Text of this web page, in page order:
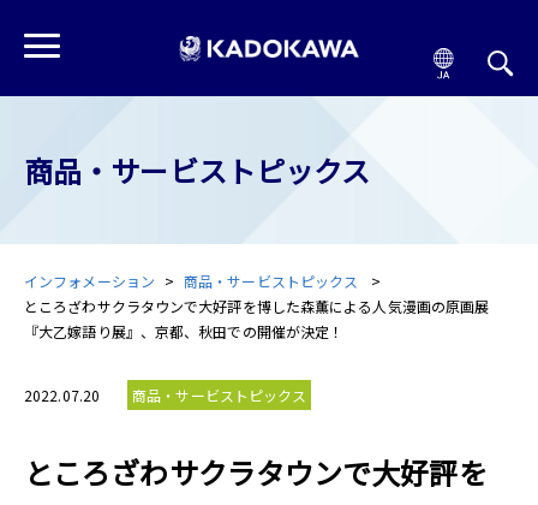
商品・サービストピックス
インフォメーション
商品・サービストピックス
ところざわサクラタウンで大好評を博した森薫による人気漫画の原画展
『大乙嫁語り展』、京都、秋田での開催が決定！
2022.07.20 商品・サービストピックス
ところざわサクラタウンで大好評を